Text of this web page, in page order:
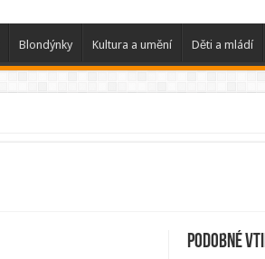
Blondýnky Kultura a umění Děti a mládí
Podobné